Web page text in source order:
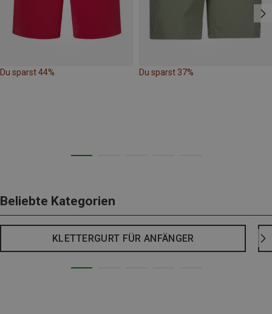
Du sparst 44% Du sparst 37%
Beliebte Kategorien
KLETTERGURT FÜR ANFÄNGER